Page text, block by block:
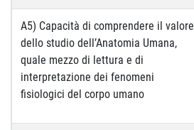
A5) Capacità di comprendere il valore
dello studio dell’Anatomia Umana,
quale mezzo di lettura e di
interpretazione dei fenomeni
fisiologici del corpo umano